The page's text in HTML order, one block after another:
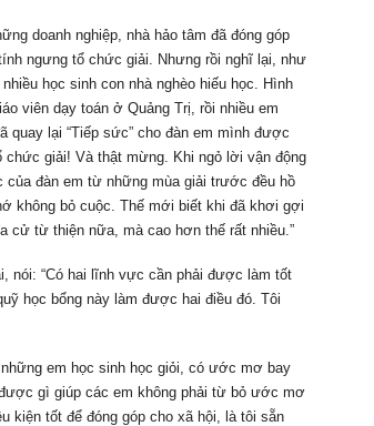
doanh nghiệp, nhà hảo tâm đã đóng góp
ngưng tổ chức giải. Nhưng rồi nghĩ lại, như
học sinh con nhà nghèo hiếu học. Hình
viên dạy toán ở Quảng Trị, rồi nhiều em
lại “Tiếp sức” cho đàn em mình được
giải! Và thật mừng. Khi ngỏ lời vận động
của đàn em từ những mùa giải trước đều hồ
không bỏ cuộc. Thế mới biết khi đã khơi gợi
cử từ thiện nữa, mà cao hơn thế rất nhiều.”
nói: “Có hai lĩnh vực cần phải được làm tốt
học bổng này làm được hai điều đó. Tôi
em học sinh học giỏi, có ước mơ bay
gì giúp các em không phải từ bỏ ước mơ
kiện tốt để đóng góp cho xã hội, là tôi sẵn